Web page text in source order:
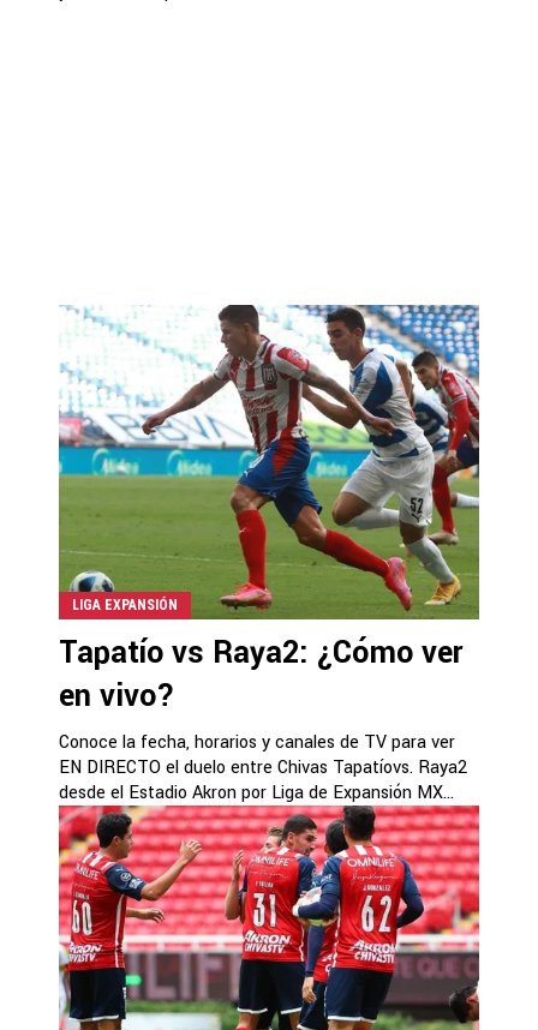
LIGA EXPANSIÓN
Tapatío vs Raya2: ¿Cómo ver
en vivo?
Conoce la fecha, horarios y canales de TV para ver
EN DIRECTO el duelo entre Chivas Tapatíovs. Raya2
desde el Estadio Akron por Liga de Expansión MX...